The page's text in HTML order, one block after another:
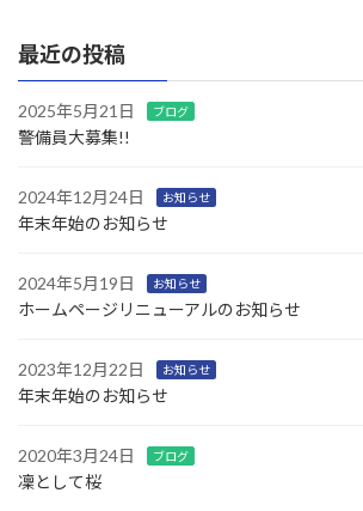
最近の投稿
2025年5月21日 ブログ
警備員大募集!!
2024年12月24日 お知らせ
年末年始のお知らせ
2024年5月19日 お知らせ
ホームページリニューアルのお知らせ
2023年12月22日 お知らせ
年末年始のお知らせ
2020年3月24日 ブログ
凜として桜